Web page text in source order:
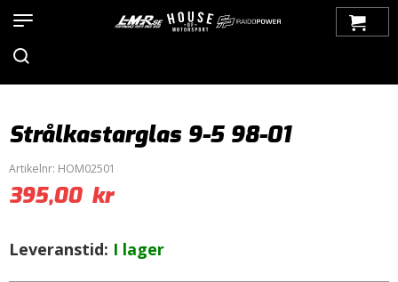
9-5 (1998-2010)>
Belysning
Strålkastarglas 9-5 98-01
Artikelnr: HOM02501
395,00 kr
Leveranstid: I lager